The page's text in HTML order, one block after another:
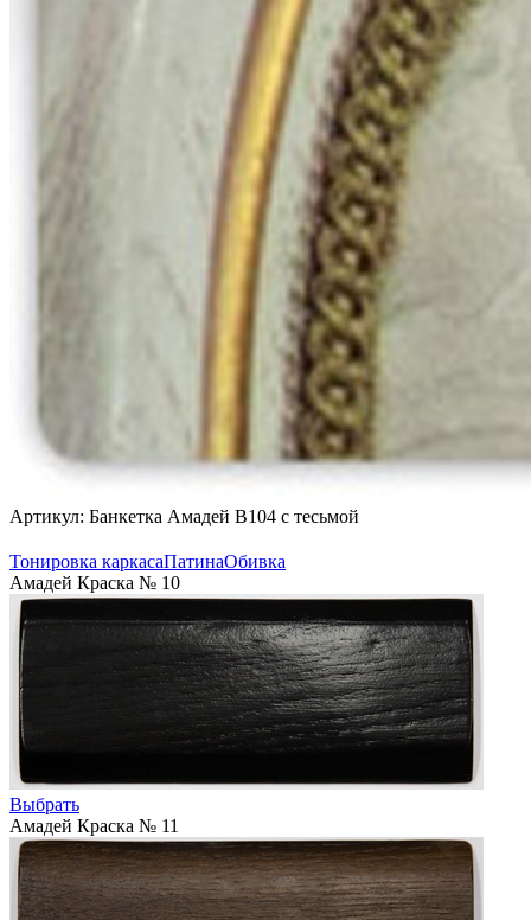
Артикул: Банкетка Амадей B104 с тесьмой
Тонировка каркасаПатинаОбивка
Амадей Краска № 10
Выбрать
Амадей Краска № 11